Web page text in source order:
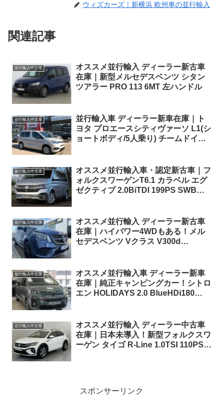
ウィズカーズ｜新横浜 欧州車の並行輸入
関連記事
並行輸入中古車
オススメ並行輸入 ディーラー新古車
在庫｜新型メルセデスベンツ シタン
ツアラー PRO 113 6MT 左ハンドル
並行輸入中古車
並行輸入車 ディーラー新車在庫｜ト
ヨタ プロエースシティヴァーソ L1(シ
ョートボディ/5人乗り) チームドイツ
並行輸入中古車
オススメ並行輸入車・認定新古車｜フ
ォルクスワーゲンT6.1 カラベル エグ
ゼクティブ 2.0BiTDI 199PS SWB
並行輸入中古車
オススメ並行輸入 ディーラー新古車
在庫｜ハイパワー4WDもある！メル
セデスベンツ Vクラス V300d
並行輸入中古車
オススメ並行輸入車 ディーラー新車
在庫｜純正キャンピングカー！シトロ
エン HOLIDAYS 2.0 BlueHDi180
並行輸入中古車
オススメ並行輸入 ディーラー中古車
在庫｜日本未導入！新型フォルクスワ
ーゲン タイゴ R-Line 1.0TSI 110PS
スポンサーリンク